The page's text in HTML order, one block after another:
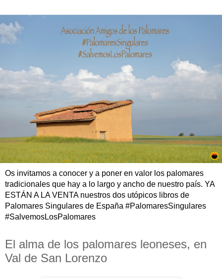
Os invitamos a conocer y a poner en valor los palomares
tradicionales que hay a lo largo y ancho de nuestro país. YA
ESTÁN A LA VENTA nuestros dos utópicos libros de
Palomares Singulares de España #PalomaresSingulares
#SalvemosLosPalomares
El alma de los palomares leoneses, en
Val de San Lorenzo